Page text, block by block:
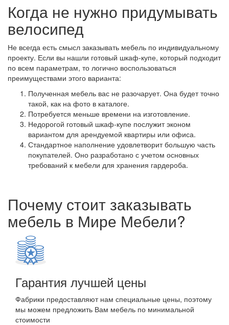
Когда не нужно придумывать
велосипед
Не всегда есть смысл заказывать мебель по индивидуальному
проекту. Если вы нашли готовый шкаф-купе, который подходит
по всем параметрам, то логично воспользоваться
преимуществами этого варианта:
Полученная мебель вас не разочарует. Она будет точно
такой, как на фото в каталоге.
Потребуется меньше времени на изготовление.
Недорогой готовый шкаф-купе послужит эконом
вариантом для арендуемой квартиры или офиса.
Стандартное наполнение удовлетворит большую часть
покупателей. Оно разработано с учетом основных
требований к мебели для хранения гардероба.
Почему стоит заказывать
мебель в Мире Мебели?
Гарантия лучшей цены
Фабрики предоставляют нам специальные цены, поэтому
мы можем предложить Вам мебель по минимальной
стоимости